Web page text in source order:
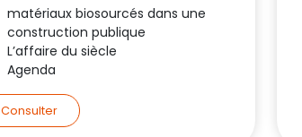
matériaux biosourcés dans une
construction publique
L’affaire du siècle
Agenda
Consulter